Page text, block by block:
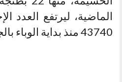
الماضية، ليرتفع العدد
43740 منذ بداية الوباء بالجهة.